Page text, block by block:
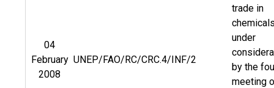
04
February
2008
UNEP/FAO/RC/CRC.4/INF/2
trade in
under
by the
meeting